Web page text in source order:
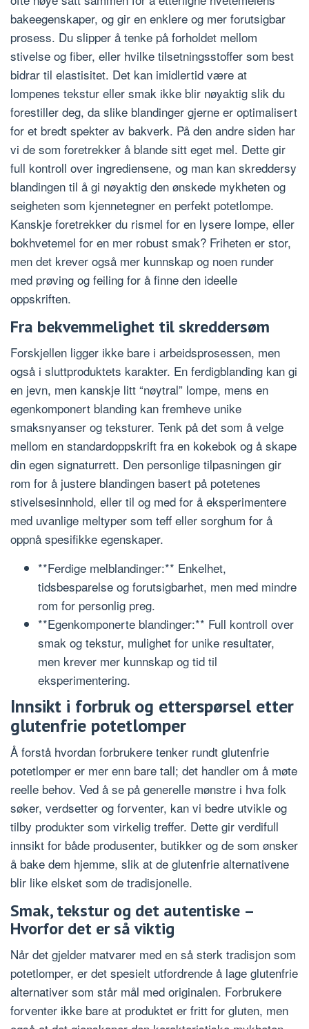
bakeegenskaper, og gir en enklere og mer forutsigbar
prosess. Du slipper å tenke på forholdet mellom
stivelse og fiber, eller hvilke tilsetningsstoffer som best
bidrar til elastisitet. Det kan imidlertid være at
lompenes tekstur eller smak ikke blir nøyaktig slik du
forestiller deg, da slike blandinger gjerne er optimalisert
for et bredt spekter av bakverk. På den andre siden har
vi de som foretrekker å blande sitt eget mel. Dette gir
full kontroll over ingrediensene, og man kan skreddersy
blandingen til å gi nøyaktig den ønskede mykheten og
seigheten som kjennetegner en perfekt potetlompe.
Kanskje foretrekker du rismel for en lysere lompe, eller
bokhvetemel for en mer robust smak? Friheten er stor,
men det krever også mer kunnskap og noen runder
med prøving og feiling for å finne den ideelle
oppskriften.
Fra bekvemmelighet til skreddersøm
Forskjellen ligger ikke bare i arbeidsprosessen, men
også i sluttproduktets karakter. En ferdigblanding kan gi
en jevn, men kanskje litt “nøytral” lompe, mens en
egenkomponert blanding kan fremheve unike
smaksnyanser og teksturer. Tenk på det som å velge
mellom en standardoppskrift fra en kokebok og å skape
din egen signaturrett. Den personlige tilpasningen gir
rom for å justere blandingen basert på potetenes
stivelsesinnhold, eller til og med for å eksperimentere
med uvanlige meltyper som teff eller sorghum for å
oppnå spesifikke egenskaper.
**Ferdige melblandinger:** Enkelhet,
tidsbesparelse og forutsigbarhet, men med mindre
rom for personlig preg.
**Egenkomponerte blandinger:** Full kontroll over
smak og tekstur, mulighet for unike resultater,
men krever mer kunnskap og tid til
eksperimentering.
Innsikt i forbruk og etterspørsel etter
glutenfrie potetlomper
Å forstå hvordan forbrukere tenker rundt glutenfrie
potetlomper er mer enn bare tall; det handler om å møte
reelle behov. Ved å se på generelle mønstre i hva folk
søker, verdsetter og forventer, kan vi bedre utvikle og
tilby produkter som virkelig treffer. Dette gir verdifull
innsikt for både produsenter, butikker og de som ønsker
å bake dem hjemme, slik at de glutenfrie alternativene
blir like elsket som de tradisjonelle.
Smak, tekstur og det autentiske –
Hvorfor det er så viktig
Når det gjelder matvarer med en så sterk tradisjon som
potetlomper, er det spesielt utfordrende å lage glutenfrie
alternativer som står mål med originalen. Forbrukere
forventer ikke bare at produktet er fritt for gluten, men